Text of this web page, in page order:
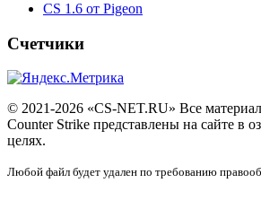
CS 1.6 от Pigeon
Счетчики
© 2021-2026 «CS-NET.RU» Все
Counter Strike представлены на сайте в
целях.
Любой файл будет удален по требованию